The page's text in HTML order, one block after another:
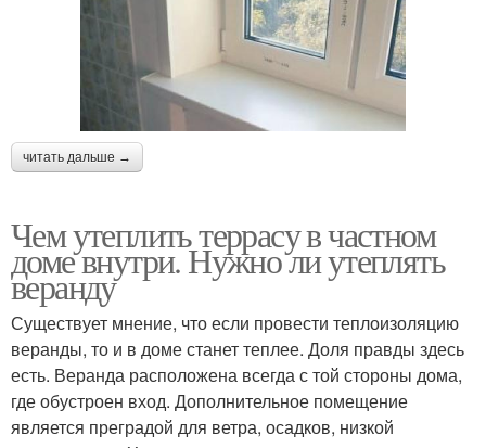
читать дальше →
Чем утеплить террасу в частном
доме внутри. Нужно ли утеплять
веранду
Существует мнение, что если провести теплоизоляцию
веранды, то и в доме станет теплее. Доля правды здесь
есть. Веранда расположена всегда с той стороны дома,
где обустроен вход. Дополнительное помещение
является преградой для ветра, осадков, низкой